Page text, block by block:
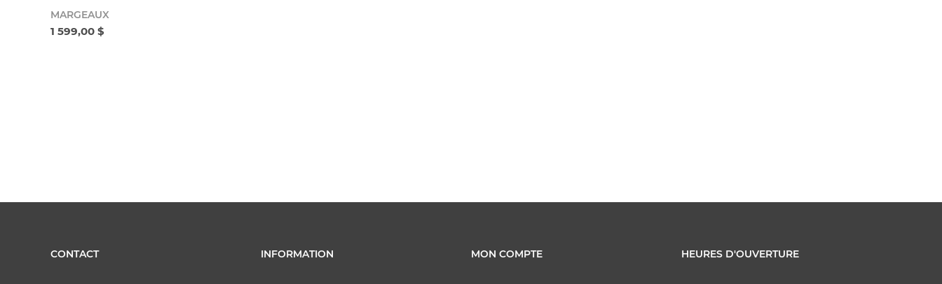
MARGEAUX
1 599,00 $
CONTACT INFORMATION MON COMPTE HEURES D'OUVERTURE